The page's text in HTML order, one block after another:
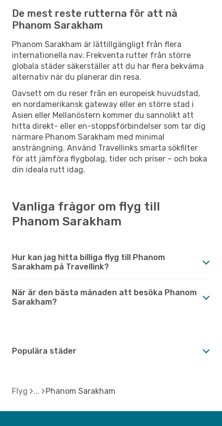
De mest reste rutterna för att nå
Phanom Sarakham
Phanom Sarakham är lättillgängligt från flera
internationella nav. Frekventa rutter från större
globala städer säkerställer att du har flera bekväma
alternativ när du planerar din resa.
Oavsett om du reser från en europeisk huvudstad,
en nordamerikansk gateway eller en större stad i
Asien eller Mellanöstern kommer du sannolikt att
hitta direkt- eller en-stoppsförbindelser som tar dig
närmare Phanom Sarakham med minimal
ansträngning. Använd Travellinks smarta sökfilter
för att jämföra flygbolag, tider och priser – och boka
din ideala rutt idag.
Vanliga frågor om flyg till
Phanom Sarakham
Hur kan jag hitta billiga flyg till Phanom
Sarakham på Travellink?
När är den bästa månaden att besöka Phanom
Sarakham?
Populära städer
Flyg Phanom Sarakham